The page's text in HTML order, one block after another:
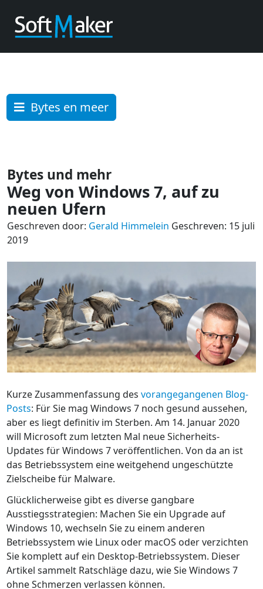
Bytes und mehr
Weg von Windows 7, auf zu
neuen Ufern
Geschreven door: Gerald Himmelein Geschreven: 15 juli
2019
Kurze Zusammenfassung des vorangegangenen Blog-
Posts: Für Sie mag Windows 7 noch gesund aussehen,
aber es liegt definitiv im Sterben. Am 14. Januar 2020
will Microsoft zum letzten Mal neue Sicherheits-
Updates für Windows 7 veröffentlichen. Von da an ist
das Betriebssystem eine weitgehend ungeschützte
Zielscheibe für Malware.
Glücklicherweise gibt es diverse gangbare
Ausstiegsstrategien: Machen Sie ein Upgrade auf
Windows 10, wechseln Sie zu einem anderen
Betriebssystem wie Linux oder macOS oder verzichten
Sie komplett auf ein Desktop-Betriebssystem. Dieser
Artikel sammelt Ratschläge dazu, wie Sie Windows 7
ohne Schmerzen verlassen können.
Bytes en meer